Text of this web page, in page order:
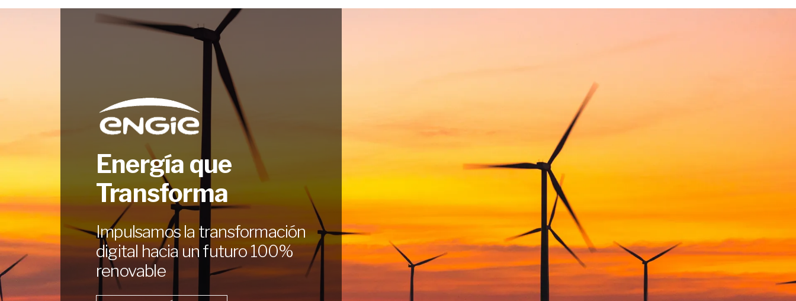
Energía que
Transforma
Impulsamos la transformación
digital hacia un futuro 100%
renovable